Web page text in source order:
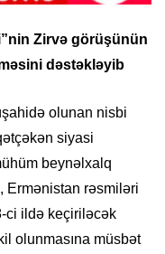
Zirvə görüşünün
dəstəkləyib
olunan nisbi
siyasi
beynəlxalq
Ermənistan rəsmiləri
ci ildə keçiriləcək
olunmasına müsbət